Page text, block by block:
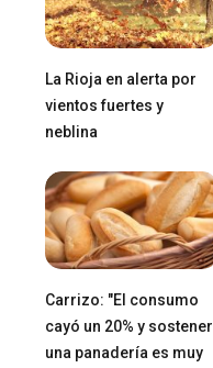
La Rioja en alerta por
vientos fuertes y
neblina
Carrizo: "El consumo
cayó un 20% y sostener
una panadería es muy